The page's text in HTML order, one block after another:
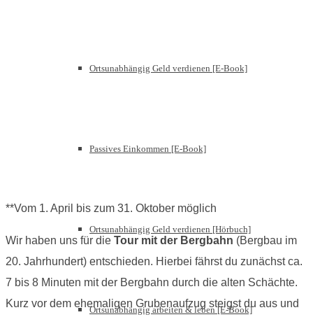
Ortsunabhängig Geld verdienen [E-Book]
Passives Einkommen [E-Book]
Ortsunabhängig Geld verdienen [Hörbuch]
Ortsunabhängig arbeiten & leben [E-Book]
**Vom 1. April bis zum 31. Oktober möglich
Wir haben uns für die Tour mit der Bergbahn (Bergbau im
20. Jahrhundert) entschieden. Hierbei fährst du zunächst ca.
7 bis 8 Minuten mit der Bergbahn durch die alten Schächte.
Kurz vor dem ehemaligen Grubenaufzug steigst du aus und